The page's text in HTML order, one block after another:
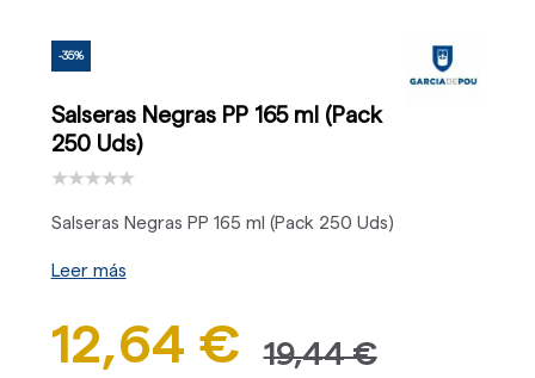
-35%
Salseras Negras PP 165 ml (Pack
250 Uds)
Salseras Negras PP 165 ml (Pack 250 Uds)
Leer más
12,64 € 19,44 €